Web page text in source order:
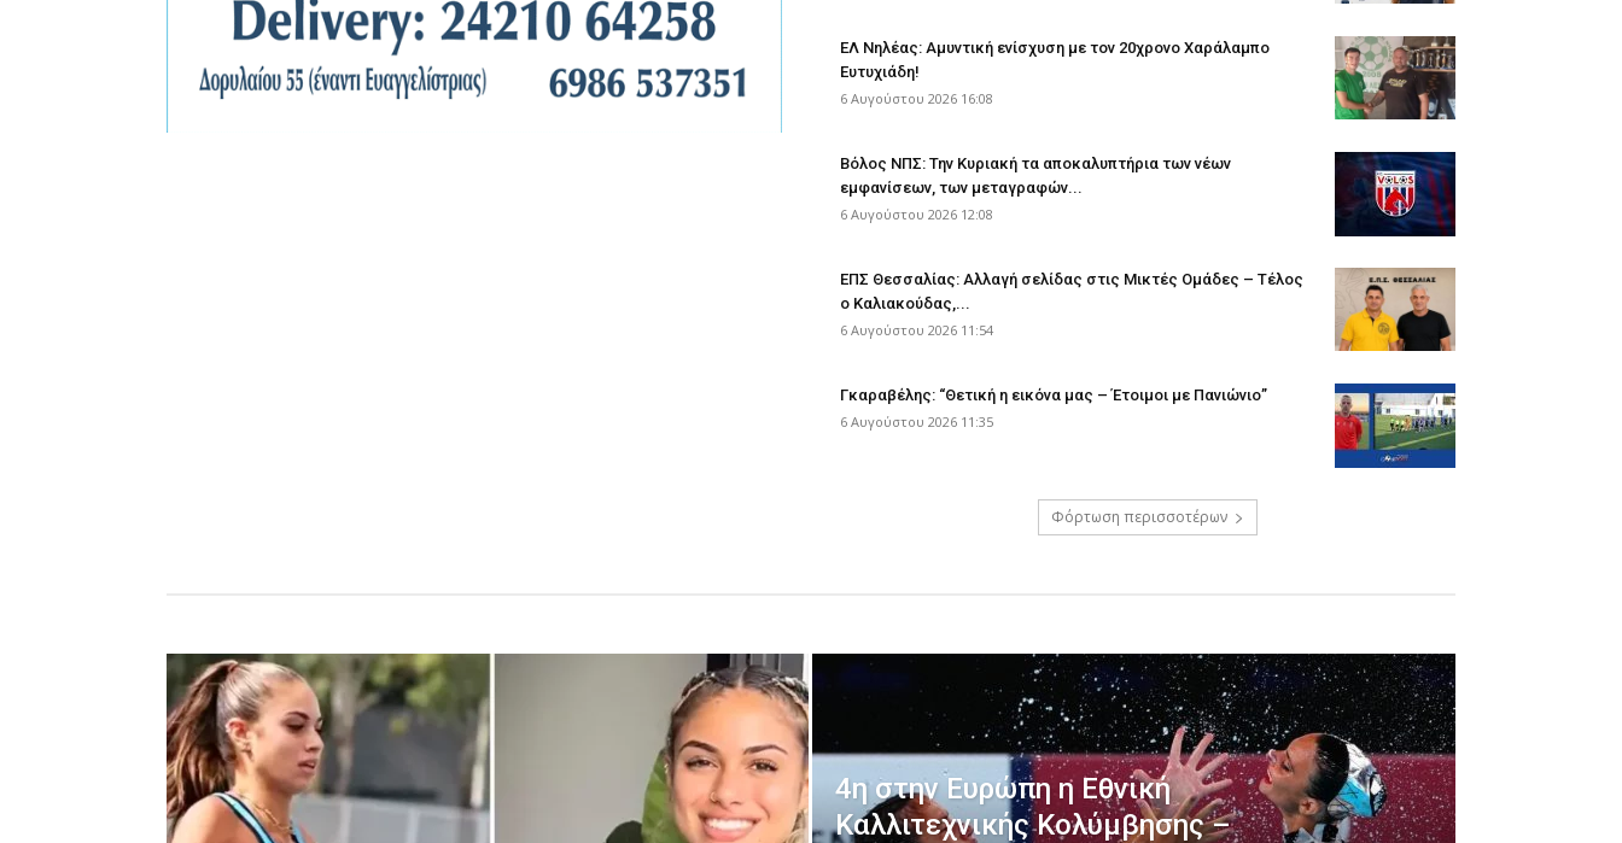
ΕΛ Νηλέας: Αμυντική ενίσχυση με τον 20χρονο Χαράλαμπο
Ευτυχιάδη!
6 Αυγούστου 2026 16:08
Βόλος ΝΠΣ: Την Κυριακή τα αποκαλυπτήρια των νέων
εμφανίσεων, των μεταγραφών...
6 Αυγούστου 2026 12:08
ΕΠΣ Θεσσαλίας: Αλλαγή σελίδας στις Μικτές Ομάδες – Τέλος
ο Καλιακούδας,...
6 Αυγούστου 2026 11:54
Γκαραβέλης: “Θετική η εικόνα μας – Έτοιμοι με Πανιώνιο”
6 Αυγούστου 2026 11:35
Φόρτωση περισσοτέρων
4η στην Ευρώπη η Εθνική
Καλλιτεχνικής Κολύμβησης –